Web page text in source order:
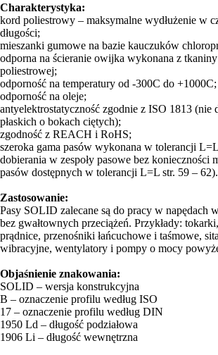
Charakterystyka:
kord poliestrowy – maksymalne wydłużenie w
długości;
mieszanki gumowe na bazie kauczuków
odporna na ścieranie owijka wykonana z tkaniny
poliestrowej;
odporność na temperatury od -300C do +1000C;
odporność na oleje;
antyelektrostatyczność zgodnie z ISO 1813 (nie
płaskich o bokach ciętych);
zgodność z REACH i RoHS;
szeroka gama pasów wykonana w tolerancji
dobierania w zespoły pasowe bez konieczności
pasów dostępnych w tolerancji L=L str. 59 – 62).
Zastosowanie:
Pasy SOLID zalecane są do pracy w napędach
bez gwałtownych przeciążeń. Przykłady:
prądnice, przenośniki łańcuchowe i taśmowe,
wibracyjne, wentylatory i pompy o mocy
Objaśnienie znakowania:
SOLID – wersja konstrukcyjna
B – oznaczenie profilu według ISO
17 – oznaczenie profilu według DIN
1950 Ld – długość podziałowa
1906 Li – długość wewnętrzna